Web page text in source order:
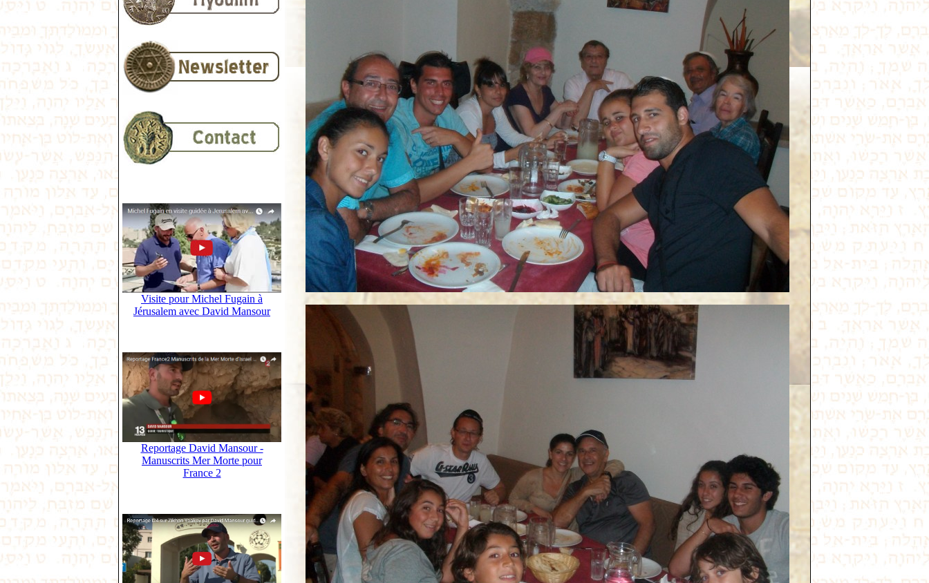
Visite pour Michel Fugain à
Jérusalem avec David Mansour
Reportage David Mansour -
Manuscrits Mer Morte pour
France 2